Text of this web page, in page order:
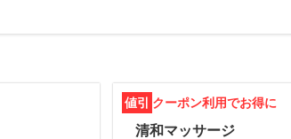
値引 クーポン利用でお得に
清和マッサージ